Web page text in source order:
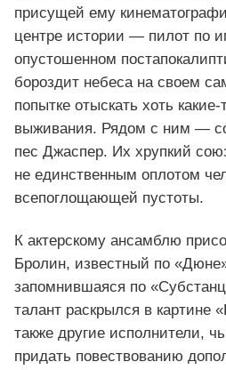
присущей ему
центре истории — пилот по
опустошенном
бороздит небеса на своем
попытке отыскать хоть
выживания. Рядом с ним —
пес Джаспер. Их хрупкий
не единственным оплотом
всепоглощающей пустоты.
К актерскому ансамблю
Бролин, известный по
запомнившаяся по
талант раскрылся в картине
также другие исполнители,
придать повествованию